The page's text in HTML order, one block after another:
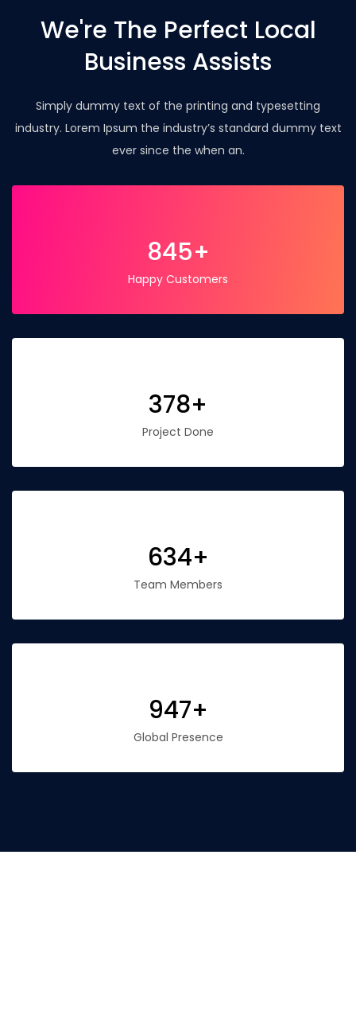
We're The Perfect Local
Business Assists
Simply dummy text of the printing and typesetting
industry. Lorem Ipsum the industry’s standard dummy text
ever since the when an.
845+
Happy Customers
378+
Project Done
634+
Team Members
947+
Global Presence